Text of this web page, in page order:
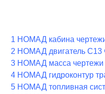
1 НОМАД кабина
2 НОМАД двигатель С13
3 НОМАД масса чертежи
4 НОМАД гидроконтур
5 НОМАД топливная